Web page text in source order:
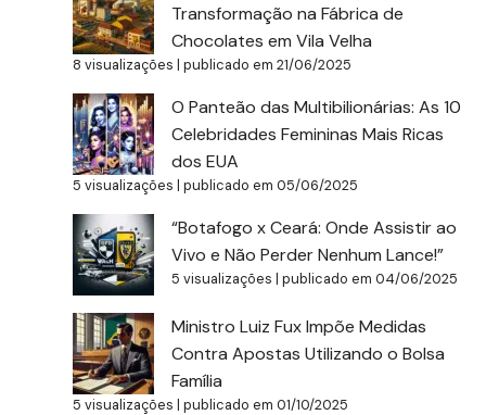
Transformação na Fábrica de
Chocolates em Vila Velha
8 visualizações |publicado em 21/06/2025
O Panteão das Multibilionárias: As 10
Celebridades Femininas Mais Ricas
dos EUA
5 visualizações |publicado em 05/06/2025
“Botafogo x Ceará: Onde Assistir ao
Vivo e Não Perder Nenhum Lance!”
5 visualizações |publicado em 04/06/2025
Ministro Luiz Fux Impõe Medidas
Contra Apostas Utilizando o Bolsa
Família
5 visualizações |publicado em 01/10/2025